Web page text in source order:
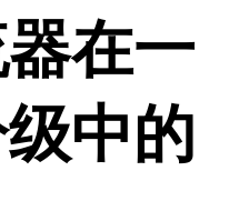
在一
中的